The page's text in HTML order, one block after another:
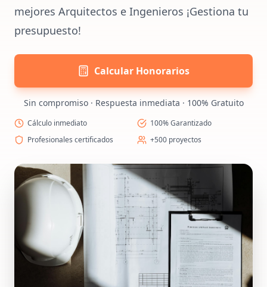
mejores Arquitectos e Ingenieros ¡Gestiona tu
presupuesto!
Calcular Honorarios
Sin compromiso · Respuesta inmediata · 100% Gratuito
Cálculo inmediato
100% Garantizado
Profesionales certificados
+500 proyectos